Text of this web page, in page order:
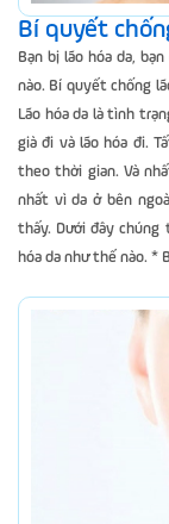
Bí quyết
Bạn bị lão hóa da,
nào. Bí quyết chống
Lão hóa da là tình
già đi và lão hóa đi.
theo thời gian. Và
nhất vì da ở bên
thấy. Dưới đây
hóa da như thế nào. *